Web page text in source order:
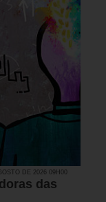
DE 2026 09H00
das